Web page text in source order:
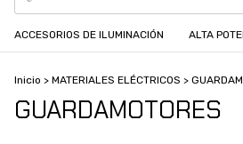
ACCESORIOS DE ILUMINACIÓN ALTA
Inicio > MATERIALES ELÉCTRICOS >
GUARDAMOTORES